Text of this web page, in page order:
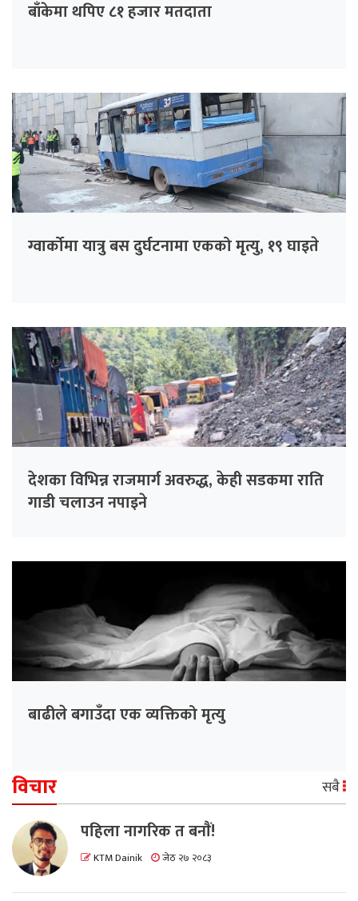
बाँकेमा थपिए ८१ हजार मतदाता
ग्वार्कोमा यात्रु बस दुर्घटनामा एकको मृत्यु, १९ घाइते
देशका विभिन्न राजमार्ग अवरुद्ध, केही सडकमा राति
गाडी चलाउन नपाइने
बाढीले बगाउँदा एक व्यक्तिको मृत्यु
विचार सबै
पहिला नागरिक त बनाैं!
KTM Dainik जेठ २७ २०८३